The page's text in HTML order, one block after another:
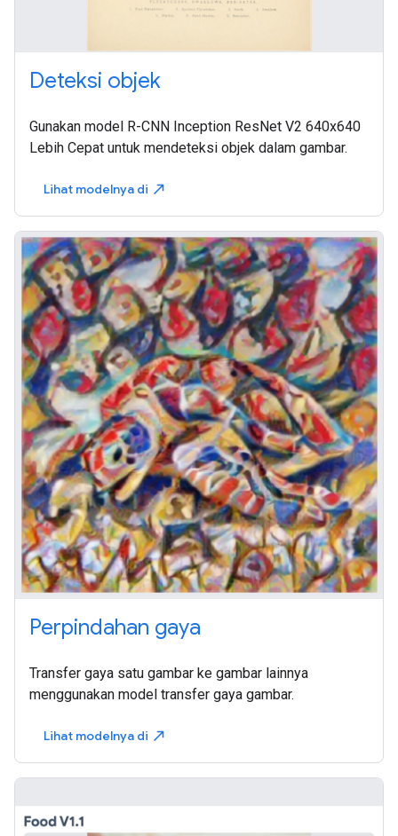
Deteksi objek
Gunakan model R-CNN Inception ResNet V2 640x640
Lebih Cepat untuk mendeteksi objek dalam gambar.
Lihat modelnya di north_east
Perpindahan gaya
Transfer gaya satu gambar ke gambar lainnya
menggunakan model transfer gaya gambar.
Lihat modelnya di north_east